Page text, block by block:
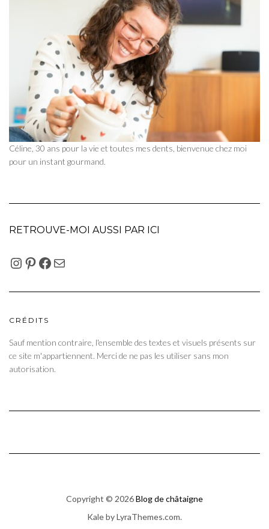
Céline, 30 ans pour la vie et toutes mes dents, bienvenue chez moi
pour un instant gourmand.
RETROUVE-MOI AUSSI PAR ICI
INSTAGRAM
PINTEREST
FACEBOOK
E-MAIL
CRÉDITS
Sauf mention contraire, l'ensemble des textes et visuels présents sur
ce site m'appartiennent. Merci de ne pas les utiliser sans mon
autorisation.
Copyright © 2026Blog de châtaigne
Kaleby LyraThemes.com.